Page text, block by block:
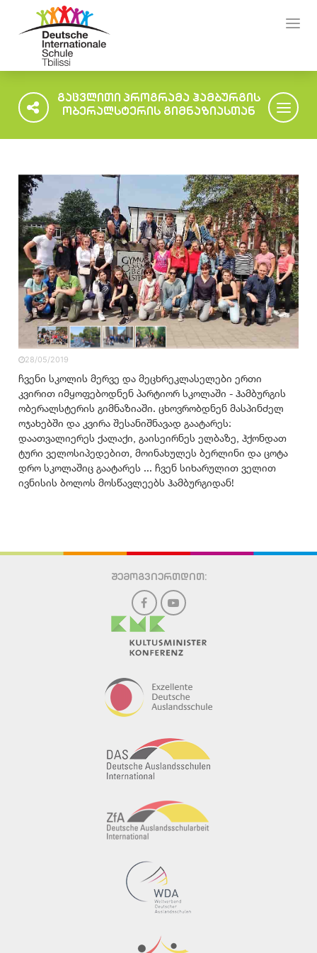
გაცვლითი პროგრამა ჰამბურგის
ობერალსტერის გიმნაზიასთან
28/05/2019
ჩვენი სკოლის მერვე და მეცხრეკლასელები ერთი
კვირით იმყოფებოდნენ პარტიორ სკოლაში - ჰამბურგის
ობერალსტერის გიმნაზიაში. ცხოვრობდნენ მასპინძელ
ოჯახებში და კვირა შესანიშნავად გაატარეს:
დაათვალიერეს ქალაქი, გაისეირნეს ელბაზე, ჰქონდათ
ტური ველოსიპედებით, მოინახულეს ბერლინი და ცოტა
დრო სკოლაშიც გაატარეს ... ჩვენ სიხარულით ველით
ივნისის ბოლოს მოსწავლეებს ჰამბურგიდან!
შემოგვიერთდით: